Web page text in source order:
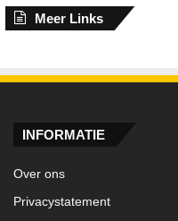
Meer Links
INFORMATIE
Over ons
Privacystatement